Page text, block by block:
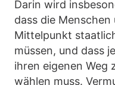
Darin wird
dass die
Mittelpunkt
müssen, und dass
ihren eigenen Weg
wählen muss.